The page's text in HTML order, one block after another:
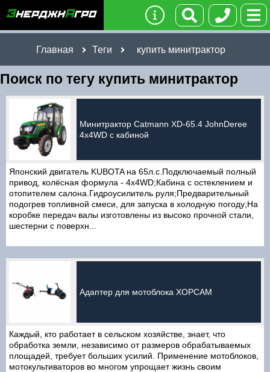
Главная Теги купить минитрактор
Поиск по тегу купить минитрактор
Минитрактор Catmann XD-65.4 JohnDeree
4x4WD с кабиной
Японский двигатель KUBOTA на 65л.с.Подключаемый полный
привод, колёсная формула - 4x4WD;Кабина с остеклением и
отопителем салона.Гидроусилитель руля;Предварительный
подогрев топливной смеси, для запуска в холодную погоду;На
коробке передач валы изготовлены из высоко прочной стали,
шестерни с поверхн...
Адаптер для мотоблока ХОРСАМ
Каждый, кто работает в сельском хозяйстве, знает, что
обработка земли, независимо от размеров обрабатываемых
площадей, требует больших усилий. Применение мотоблоков,
мотокультиваторов во многом упрощает жизнь своим